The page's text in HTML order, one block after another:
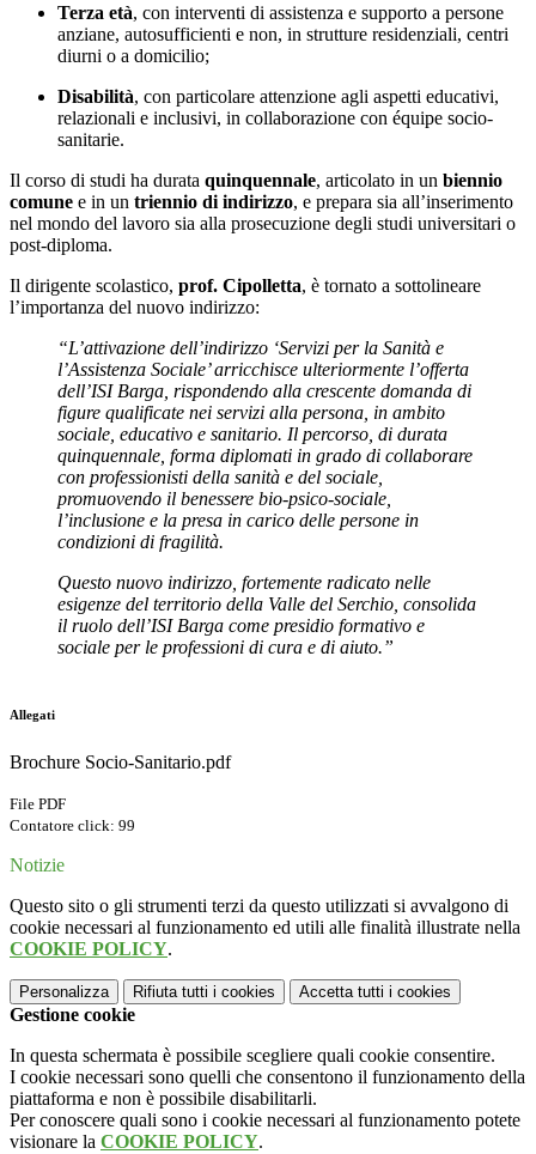
Terza età, con interventi di assistenza e supporto a persone
anziane, autosufficienti e non, in strutture residenziali, centri
diurni o a domicilio;
Disabilità, con particolare attenzione agli aspetti educativi,
relazionali e inclusivi, in collaborazione con équipe socio-
sanitarie.
Il corso di studi ha durata quinquennale, articolato in un biennio
comune e in un triennio di indirizzo, e prepara sia all’inserimento
nel mondo del lavoro sia alla prosecuzione degli studi universitari o
post-diploma.
Il dirigente scolastico, prof. Cipolletta, è tornato a sottolineare
l’importanza del nuovo indirizzo:
“L’attivazione dell’indirizzo ‘Servizi per la Sanità e
l’Assistenza Sociale’ arricchisce ulteriormente l’offerta
dell’ISI Barga, rispondendo alla crescente domanda di
figure qualificate nei servizi alla persona, in ambito
sociale, educativo e sanitario. Il percorso, di durata
quinquennale, forma diplomati in grado di collaborare
con professionisti della sanità e del sociale,
promuovendo il benessere bio-psico-sociale,
l’inclusione e la presa in carico delle persone in
condizioni di fragilità.
Questo nuovo indirizzo, fortemente radicato nelle
esigenze del territorio della Valle del Serchio, consolida
il ruolo dell’ISI Barga come presidio formativo e
sociale per le professioni di cura e di aiuto.”
Allegati
Brochure Socio-Sanitario.pdf
File PDF
Contatore click: 99
Notizie
Questo sito o gli strumenti terzi da questo utilizzati si avvalgono di
cookie necessari al funzionamento ed utili alle finalità illustrate nella
COOKIE POLICY.
Personalizza Rifiuta tutti i cookies Accetta tutti i cookies
Gestione cookie
In questa schermata è possibile scegliere quali cookie consentire.
I cookie necessari sono quelli che consentono il funzionamento della
piattaforma e non è possibile disabilitarli.
Per conoscere quali sono i cookie necessari al funzionamento potete
visionare la COOKIE POLICY.